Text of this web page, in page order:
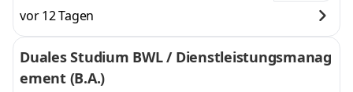
vor 12 Tagen
Duales Studium BWL / Dienstleistungsmanag
ement (B.A.)